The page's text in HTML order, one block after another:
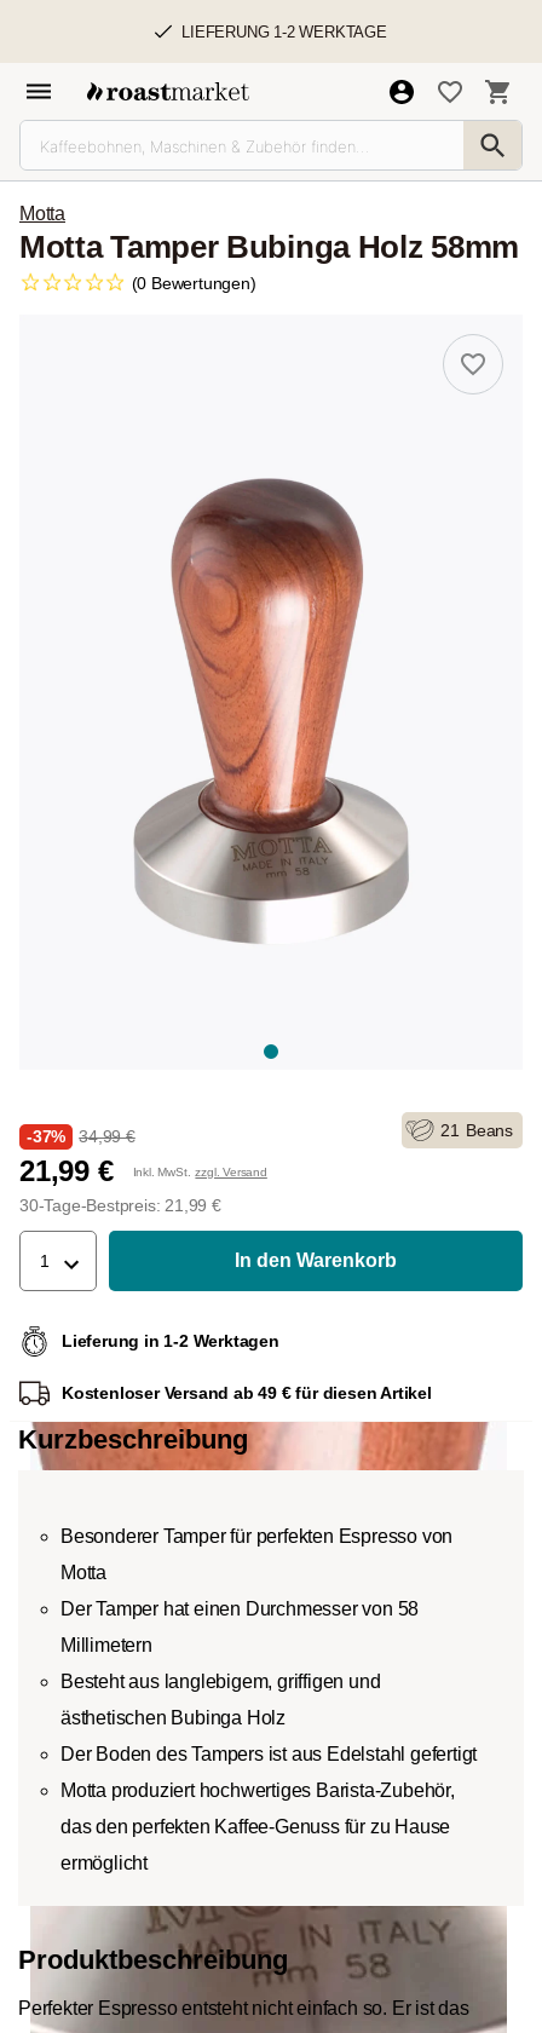
LIEFERUNG 1-2 WERKTAGE
Motta
Motta Tamper Bubinga Holz 58mm
(0 Bewertungen)
-37% 34,99 €
21,99 € Inkl. MwSt. zzgl. Versand
30-Tage-Bestpreis: 21,99 €
21 Beans
1 In den Warenkorb
Lieferung in 1-2 Werktagen
Kostenloser Versand ab 49 € für diesen Artikel
Kurzbeschreibung
Besonderer Tamper für perfekten Espresso von
Motta
Der Tamper hat einen Durchmesser von 58
Millimetern
Besteht aus langlebigem, griffigen und
ästhetischen Bubinga Holz
Der Boden des Tampers ist aus Edelstahl gefertigt
Motta produziert hochwertiges Barista-Zubehör,
das den perfekten Kaffee-Genuss für zu Hause
ermöglicht
Produktbeschreibung
Perfekter Espresso entsteht nicht einfach so. Er ist das